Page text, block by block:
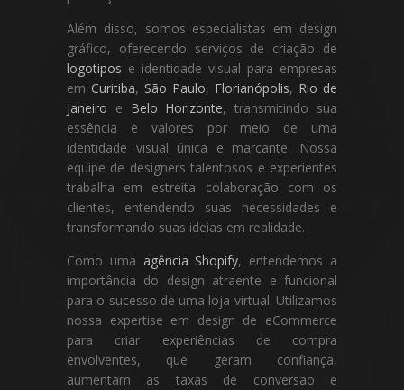
Além disso, somos especialistas em design
gráfico, oferecendo serviços de criação de
logotipos e identidade visual para empresas
em Curitiba, São Paulo, Florianópolis, Rio de
Janeiro e Belo Horizonte, transmitindo sua
essência e valores por meio de uma
identidade visual única e marcante. Nossa
equipe de designers talentosos e experientes
trabalha em estreita colaboração com os
clientes, entendendo suas necessidades e
transformando suas ideias em realidade.
Como uma agência Shopify, entendemos a
importância do design atraente e funcional
para o sucesso de uma loja virtual. Utilizamos
nossa expertise em design de eCommerce
para criar experiências de compra
envolventes, que geram confiança,
aumentam as taxas de conversão e